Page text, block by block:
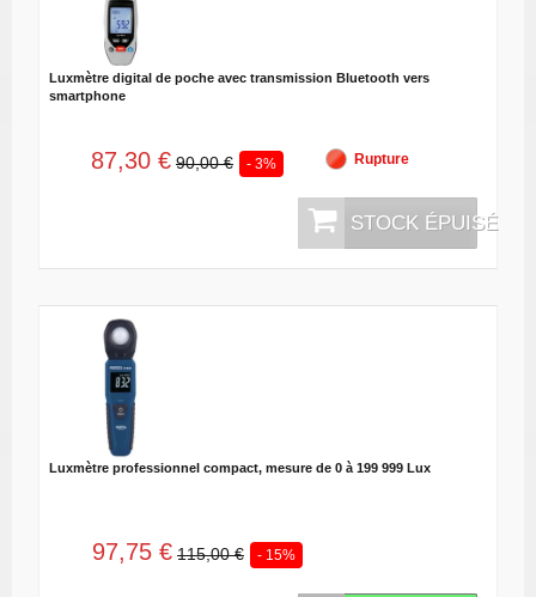
Luxmètre digital de poche avec transmission Bluetooth vers
smartphone
87,30 € 90,00 € - 3% Rupture
STOCK ÉPUISÉ
Luxmètre professionnel compact, mesure de 0 à 199 999 Lux
97,75 € 115,00 € - 15%